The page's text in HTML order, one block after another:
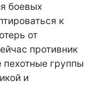
боевых
к
от
противник
группы
и